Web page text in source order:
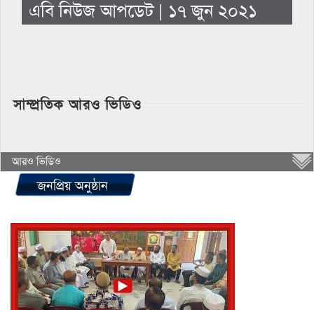
এবি নিউজ আপডেট | ১৭ জুন ২০২১
সাম্প্রতিক আরও ভিডিও
আরও ভিডিও
জনপ্রিয় অনুষ্ঠান